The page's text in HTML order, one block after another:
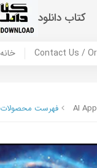
کتاب دانلود
HOME خانه
فهرست محصولات AI